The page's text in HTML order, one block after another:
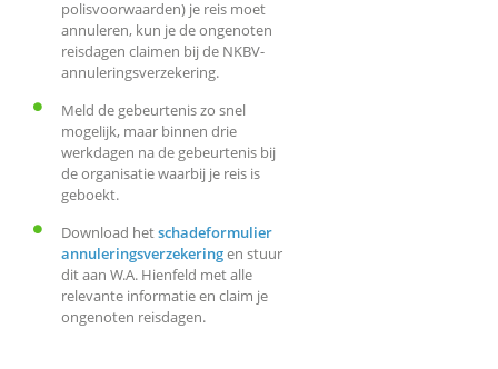
polisvoorwaarden) je reis moet
annuleren, kun je de ongenoten
reisdagen claimen bij de NKBV-
annuleringsverzekering.
Meld de gebeurtenis zo snel
mogelijk, maar binnen drie
werkdagen na de gebeurtenis bij
de organisatie waarbij je reis is
geboekt.
Download hetschadeformulier
annuleringsverzekeringen stuur
dit aan W.A. Hienfeld met alle
relevante informatie en claim je
ongenoten reisdagen.